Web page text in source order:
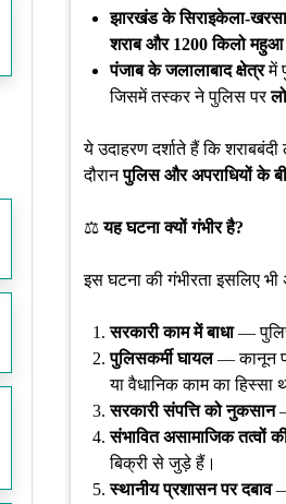
झारखंड के सिराइकेला-
शराब और 1200 किलो महुआ
पंजाब के जलालाबाद क्षेत्रमें
जिसमें तस्कर ने पुलिस पर
ये उदाहरण दर्शाते हैं कि
दौरानपुलिस और अपराधियों के
⚖️यह घटना क्यों गंभीर है?
इस घटना की गंभीरता इसलिए
सरकारी काम में बाधा— पुलिस
पुलिसकर्मी घायल— कानून
या वैधानिक काम का हिस्सा
सरकारी संपत्ति को नुकसान
संभावित असामाजिक तत्वों
बिक्री से जुड़े हैं।
स्थानीय प्रशासन पर दबाव—